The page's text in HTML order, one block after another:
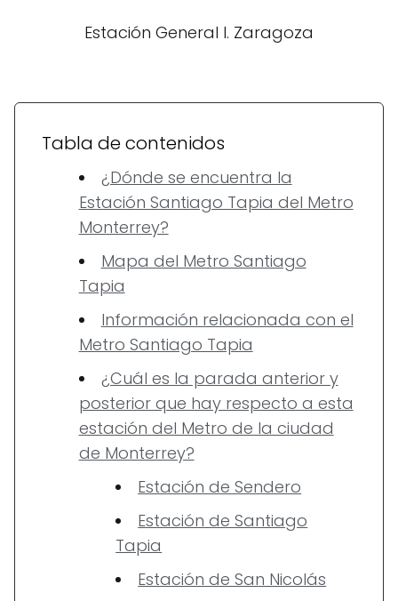
Estación General I. Zaragoza
Tabla de contenidos
¿Dónde se encuentra la
Estación Santiago Tapia del Metro
Monterrey?
Mapa del Metro Santiago
Tapia
Información relacionada con el
Metro Santiago Tapia
¿Cuál es la parada anterior y
posterior que hay respecto a esta
estación del Metro de la ciudad
de Monterrey?
Estación de Sendero
Estación de Santiago
Tapia
Estación de San Nicolás